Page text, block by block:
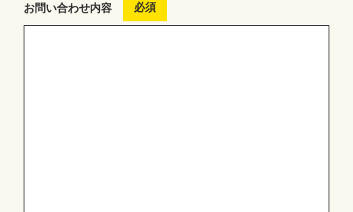
お問い合わせ内容 必須